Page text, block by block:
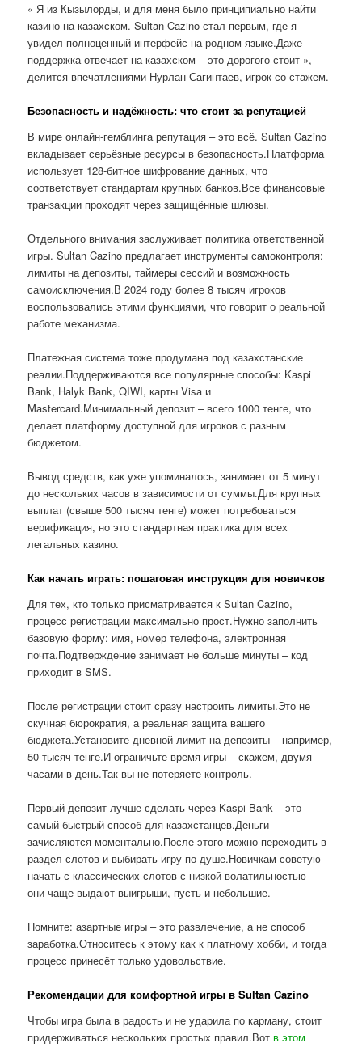
« Я из Кызылорды, и для меня было принципиально найти
казино на казахском. Sultan Cazino стал первым, где я
увидел полноценный интерфейс на родном языке.Даже
поддержка отвечает на казахском – это дорогого стоит », –
делится впечатлениями Нурлан Сагинтаев, игрок со стажем.
Безопасность и надёжность: что стоит за репутацией
В мире онлайн-гемблинга репутация – это всё. Sultan Cazino
вкладывает серьёзные ресурсы в безопасность.Платформа
использует 128-битное шифрование данных, что
соответствует стандартам крупных банков.Все финансовые
транзакции проходят через защищённые шлюзы.
Отдельного внимания заслуживает политика ответственной
игры. Sultan Cazino предлагает инструменты самоконтроля:
лимиты на депозиты, таймеры сессий и возможность
самоисключения.В 2024 году более 8 тысяч игроков
воспользовались этими функциями, что говорит о реальной
работе механизма.
Платежная система тоже продумана под казахстанские
реалии.Поддерживаются все популярные способы: Kaspi
Bank, Halyk Bank, QIWI, карты Visa и
Mastercard.Минимальный депозит – всего 1000 тенге, что
делает платформу доступной для игроков с разным
бюджетом.
Вывод средств, как уже упоминалось, занимает от 5 минут
до нескольких часов в зависимости от суммы.Для крупных
выплат (свыше 500 тысяч тенге) может потребоваться
верификация, но это стандартная практика для всех
легальных казино.
Как начать играть: пошаговая инструкция для новичков
Для тех, кто только присматривается к Sultan Cazino,
процесс регистрации максимально прост.Нужно заполнить
базовую форму: имя, номер телефона, электронная
почта.Подтверждение занимает не больше минуты – код
приходит в SMS.
После регистрации стоит сразу настроить лимиты.Это не
скучная бюрократия, а реальная защита вашего
бюджета.Установите дневной лимит на депозиты – например,
50 тысяч тенге.И ограничьте время игры – скажем, двумя
часами в день.Так вы не потеряете контроль.
Первый депозит лучше сделать через Kaspi Bank – это
самый быстрый способ для казахстанцев.Деньги
зачисляются моментально.После этого можно переходить в
раздел слотов и выбирать игру по душе.Новичкам советую
начать с классических слотов с низкой волатильностью –
они чаще выдают выигрыши, пусть и небольшие.
Помните: азартные игры – это развлечение, а не способ
заработка.Относитесь к этому как к платному хобби, и тогда
процесс принесёт только удовольствие.
Рекомендации для комфортной игры в Sultan Cazino
Чтобы игра была в радость и не ударила по карману, стоит
придерживаться нескольких простых правил.Вотв этом